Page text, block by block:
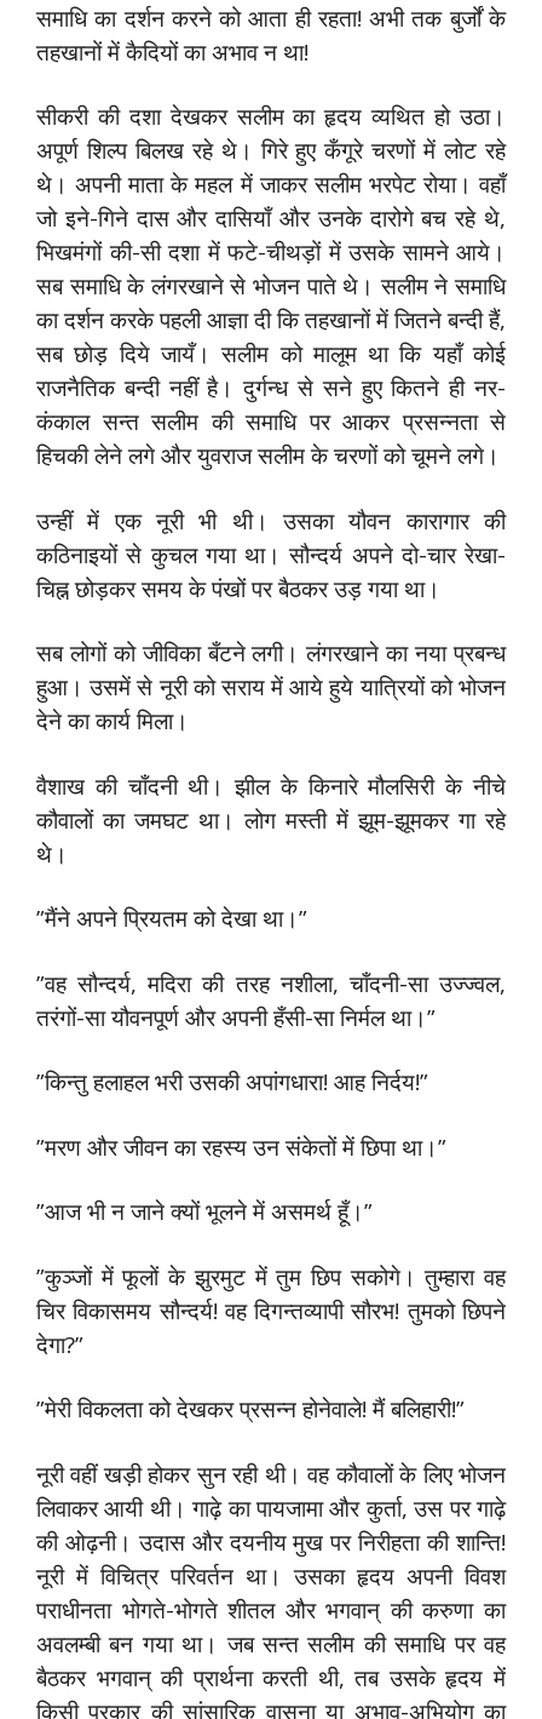
समाधि का दर्शन करने को आता ही रहता! अभी तक बुर्जों के
तहखानों में कैदियों का अभाव न था!
सीकरी की दशा देखकर सलीम का हृदय व्यथित हो उठा।
अपूर्ण शिल्प बिलख रहे थे। गिरे हुए कँगूरे चरणों में लोट रहे
थे। अपनी माता के महल में जाकर सलीम भरपेट रोया। वहाँ
जो इने-गिने दास और दासियाँ और उनके दारोगे बच रहे थे,
भिखमंगों की-सी दशा में फटे-चीथड़ों में उसके सामने आये।
सब समाधि के लंगरखाने से भोजन पाते थे। सलीम ने समाधि
का दर्शन करके पहली आज्ञा दी कि तहखानों में जितने बन्दी हैं,
सब छोड़ दिये जायँ। सलीम को मालूम था कि यहाँ कोई
राजनैतिक बन्दी नहीं है। दुर्गन्ध से सने हुए कितने ही नर-
कंकाल सन्त सलीम की समाधि पर आकर प्रसन्नता से
हिचकी लेने लगे और युवराज सलीम के चरणों को चूमने लगे।
उन्हीं में एक नूरी भी थी। उसका यौवन कारागार की
कठिनाइयों से कुचल गया था। सौन्दर्य अपने दो-चार रेखा-
चिह्न छोड़कर समय के पंखों पर बैठकर उड़ गया था।
सब लोगों को जीविका बँटने लगी। लंगरखाने का नया प्रबन्ध
हुआ। उसमें से नूरी को सराय में आये हुये यात्रियों को भोजन
देने का कार्य मिला।
वैशाख की चाँदनी थी। झील के किनारे मौलसिरी के नीचे
कौवालों का जमघट था। लोग मस्ती में झूम-झूमकर गा रहे
थे।
”मैंने अपने प्रियतम को देखा था।”
”वह सौन्दर्य, मदिरा की तरह नशीला, चाँदनी-सा उज्ज्वल,
तरंगों-सा यौवनपूर्ण और अपनी हँसी-सा निर्मल था।”
”किन्तु हलाहल भरी उसकी अपांगधारा! आह निर्दय!”
”मरण और जीवन का रहस्य उन संकेतों में छिपा था।”
”आज भी न जाने क्यों भूलने में असमर्थ हूँ।”
”कुञ्जों में फूलों के झुरमुट में तुम छिप सकोगे। तुम्हारा वह
चिर विकासमय सौन्दर्य! वह दिगन्तव्यापी सौरभ! तुमको छिपने
देगा?”
”मेरी विकलता को देखकर प्रसन्न होनेवाले! मैं बलिहारी!”
नूरी वहीं खड़ी होकर सुन रही थी। वह कौवालों के लिए भोजन
लिवाकर आयी थी। गाढ़े का पायजामा और कुर्ता, उस पर गाढ़े
की ओढ़नी। उदास और दयनीय मुख पर निरीहता की शान्ति!
नूरी में विचित्र परिवर्तन था। उसका हृदय अपनी विवश
पराधीनता भोगते-भोगते शीतल और भगवान् की करुणा का
अवलम्बी बन गया था। जब सन्त सलीम की समाधि पर वह
बैठकर भगवान् की प्रार्थना करती थी, तब उसके हृदय में
किसी प्रकार की सांसारिक वासना या अभाव-अभियोग का